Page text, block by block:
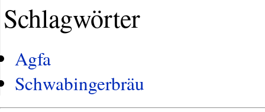
Schlagwörter
Agfa
Schwabingerbräu